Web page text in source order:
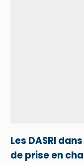
Les DASRI
de prise en